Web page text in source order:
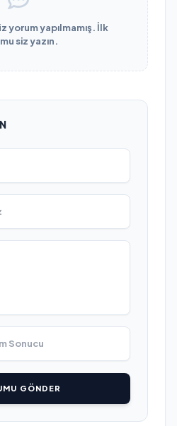
yorum yapılmamış. İlk
siz yazın.
GÖNDER